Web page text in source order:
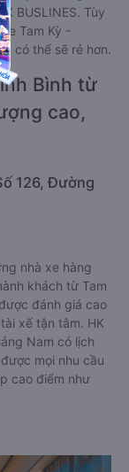
BUSLINES. Tùy
Tam Kỳ -
có thể sẽ rẻ hơn.
Bình từ
cao,
126, Đường
nhà xe hàng
khách từ Tam
đánh giá cao
xế tận tâm. HK
Nam có lịch
mọi nhu cầu
cao điểm như